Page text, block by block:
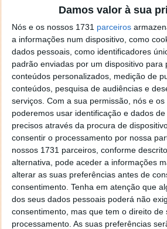
Damos valor à sua
Nós e os nossos 1731 parceiros
a informações num dispositivo, como
dados pessoais, como identificadores
padrão enviadas por um dispositivo para
conteúdos personalizados, medição de
conteúdos, pesquisa de audiências e
serviços. Com a sua permissão, nós e
poderemos usar identificação e dados
precisos através da procura de
consentir o processamento por nossa
nossos 1731 parceiros, conforme
alternativa, pode aceder a informações
alterar as suas preferências antes de
consentimento. Tenha em atenção que
dos seus dados pessoais poderá não
consentimento, mas que tem o direito de
processamento. As suas preferências
Alertas instantâneos 24h
definidas palavras específicas
surgirem no equipamento
enviado um alerta ao espião.
Controlo remoto- todas as
poderão ser activadas e
através do painel de controlo